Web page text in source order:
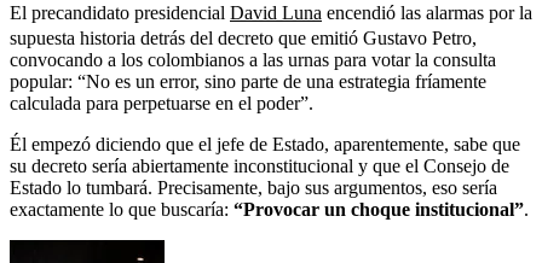
El precandidato presidencial David Luna encendió las alarmas por la
supuesta historia detrás del decreto que emitió Gustavo Petro,
convocando a los colombianos a las urnas para votar la consulta
popular: “No es un error, sino parte de una estrategia fríamente
calculada para perpetuarse en el poder”.
Él empezó diciendo que el jefe de Estado, aparentemente, sabe que
su decreto sería abiertamente inconstitucional y que el Consejo de
Estado lo tumbará. Precisamente, bajo sus argumentos, eso sería
exactamente lo que buscaría: “Provocar un choque institucional”.